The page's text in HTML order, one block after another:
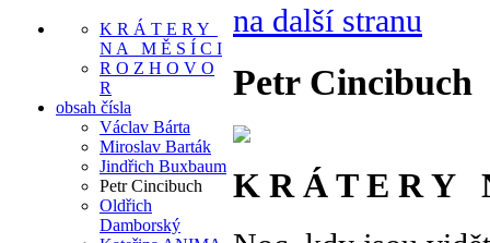
K R Á T E R Y
N A M Ě S Í C I
R O Z H O V O
R
obsah čísla
Václav Bárta
Miroslav Barták
Jindřich Buxbaum
Petr Cincibuch
Oldřich
Damborský
na další stranu
Petr Cincibuch
K R Á T E R Y